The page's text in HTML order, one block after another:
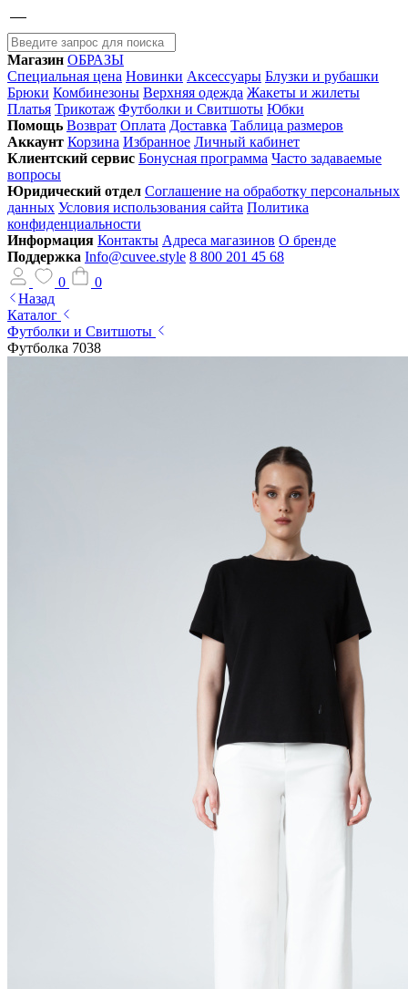
Магазин ОБРАЗЫ
Специальная цена Новинки Аксессуары Блузки и рубашки
Брюки Комбинезоны Верхняя одежда Жакеты и жилеты
Платья Трикотаж Футболки и Свитшоты Юбки
Помощь Возврат Оплата Доставка Таблица размеров
Аккаунт Корзина Избранное Личный кабинет
Клиентский сервис Бонусная программа Часто задаваемые
вопросы
Юридический отдел Соглашение на обработку персональных
данных Условия использования сайта Политика
конфиденциальности
Информация Контакты Адреса магазинов О бренде
Поддержка Info@cuvee.style 8 800 201 45 68
0
0
Назад
Каталог
Футболки и Свитшоты
Футболка 7038